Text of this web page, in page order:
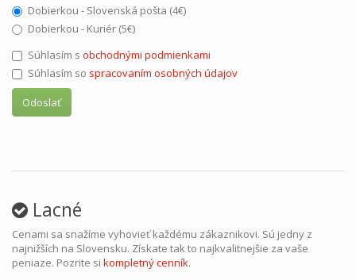
Dobierkou - Slovenská pošta (4€)
Dobierkou - Kuriér (5€)
Súhlasím s obchodnými podmienkami
Súhlasím so spracovaním osobných údajov
Odoslať
Lacné
Cenami sa snažíme vyhovieť každému zákaznikovi. Sú jedny z
najnižších na Slovensku. Získate tak to najkvalitnejšie za vaše
peniaze. Pozrite si kompletný cenník.